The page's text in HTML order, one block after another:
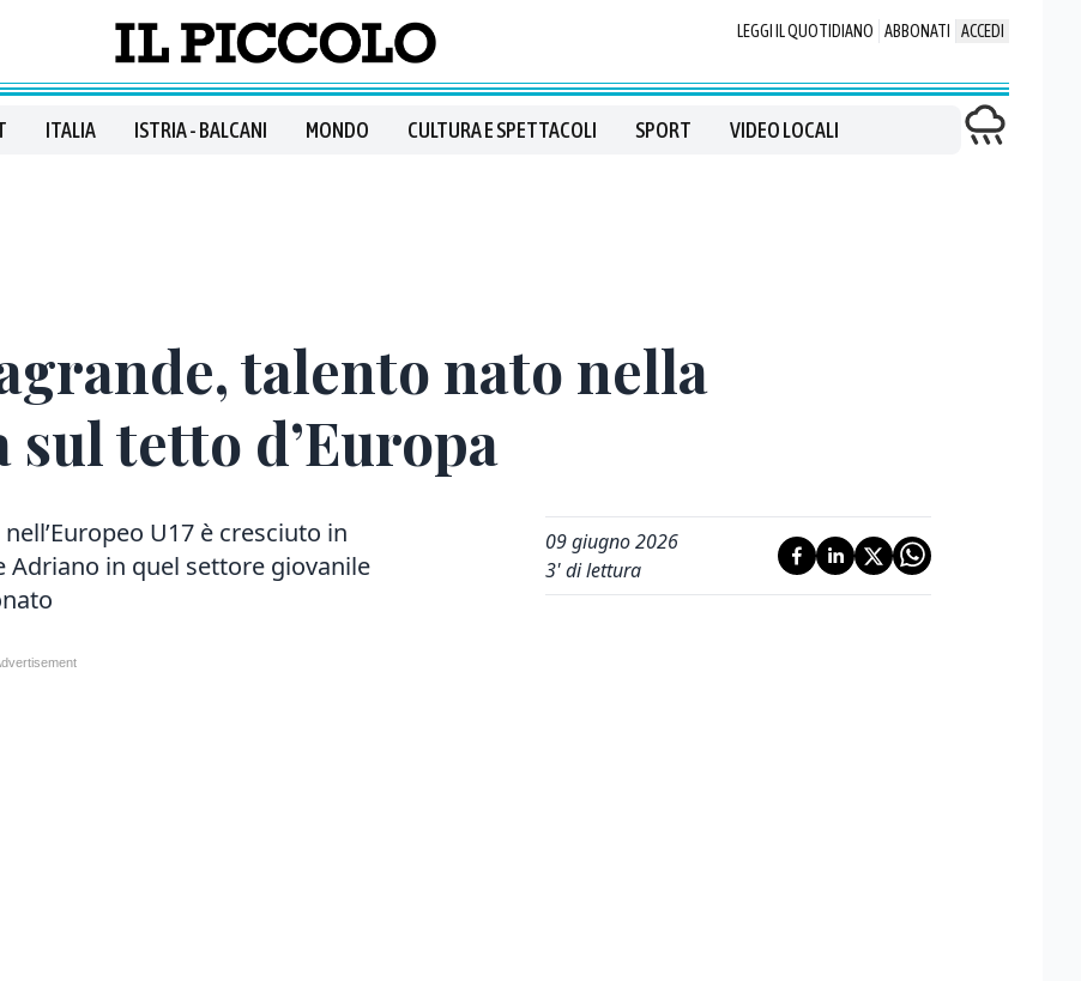
LEGGI IL QUOTIDIANO ABBONATI ACCEDI
ITALIA ISTRIA - BALCANI MONDO CULTURA E SPETTACOLI SPORT VIDEO LOCALI
talento nato nella
tetto d’Europa
U17 è cresciuto in
Adriano in quel settore giovanile
09 giugno 2026
3' di lettura